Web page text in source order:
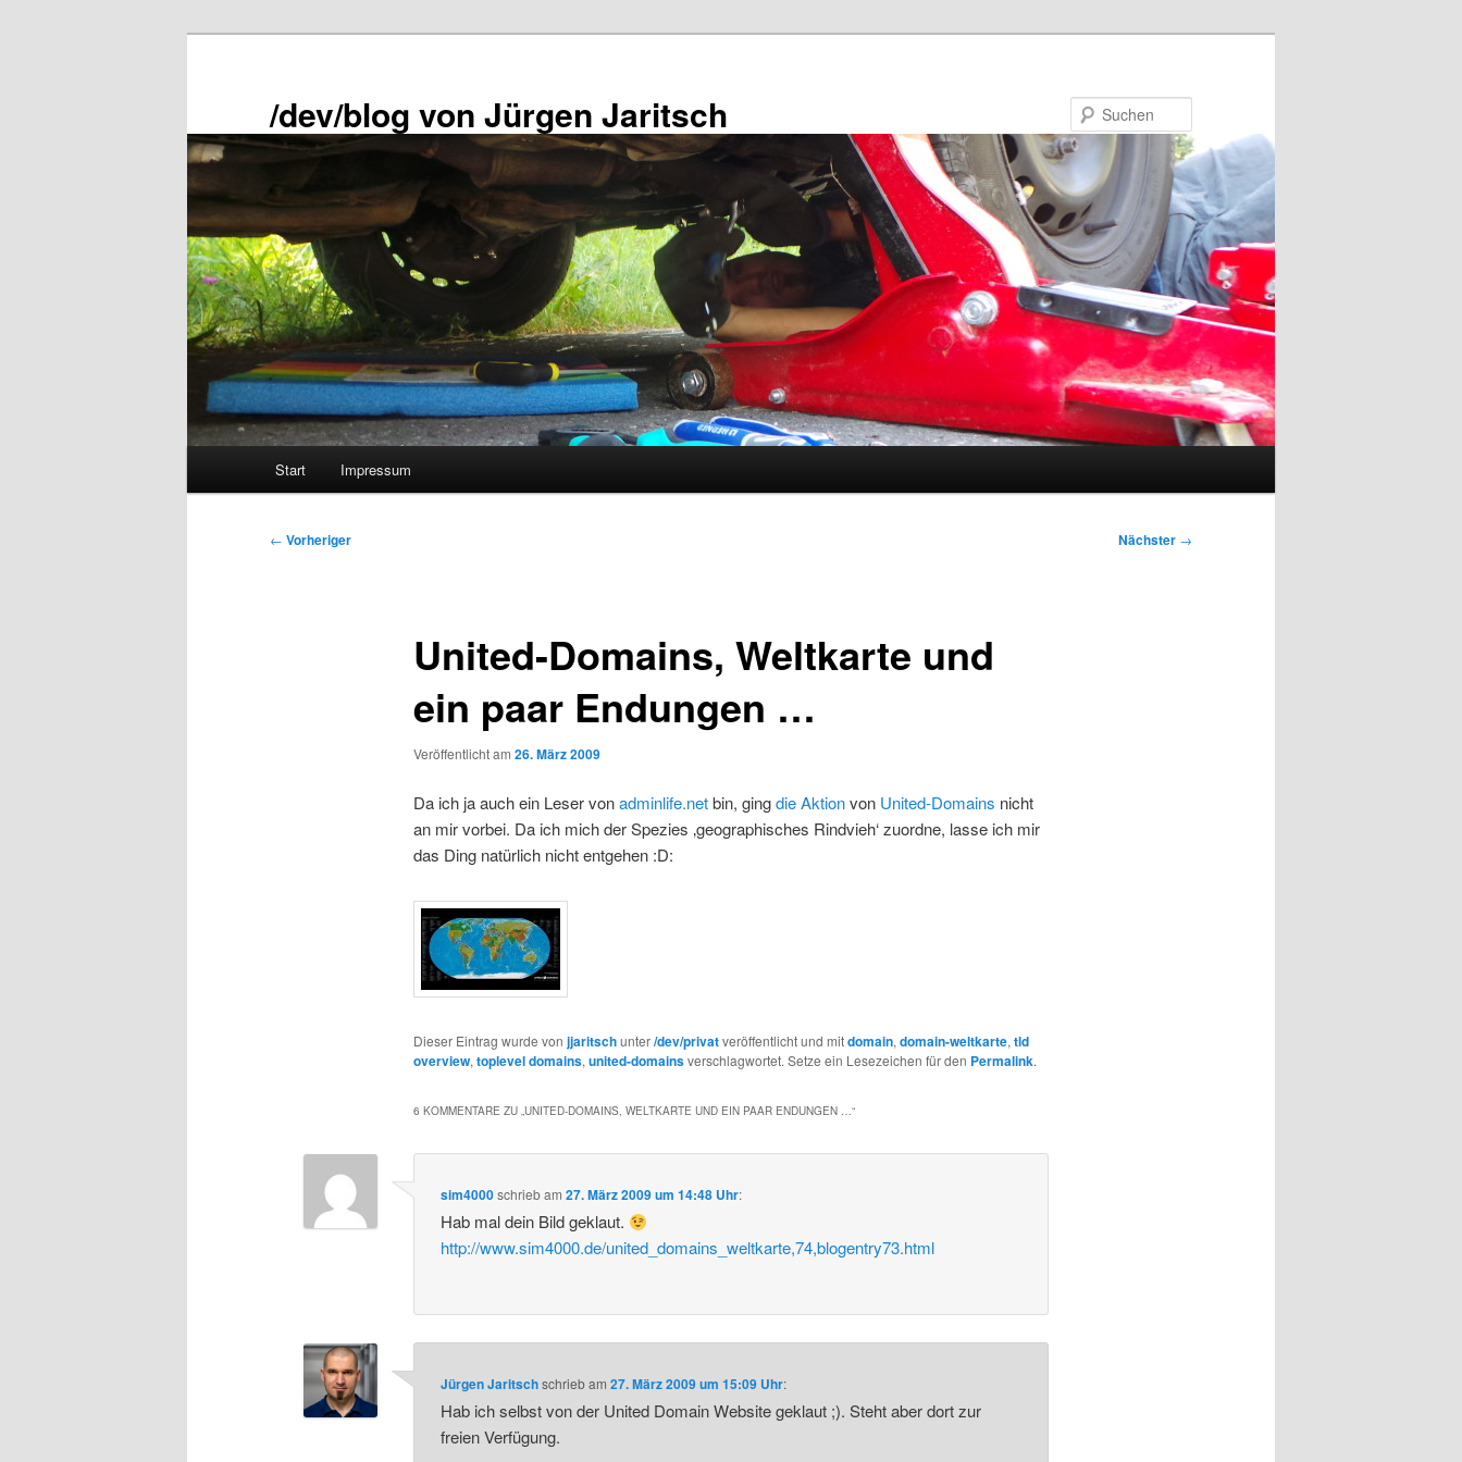
/dev/blog von Jürgen Jaritsch
Start Impressum
Beitragsnavigation
← Vorheriger Nächster →
United-Domains, Weltkarte und
ein paar Endungen …
Veröffentlicht am 26. März 2009
Da ich ja auch ein Leser vonadminlife.netbin, gingdie Aktionvon United-Domains nicht
an mir vorbei. Da ich mich der Spezies ‚geographisches Rindvieh‘ zuordne, lasse ich mir
das Ding natürlich nicht entgehen :D:
Dieser Eintrag wurde von jjaritschunter/dev/privatveröffentlicht und mitdomain, domain-weltkarte, tld
overview, toplevel domains, united-domainsverschlagwortet. Setze ein Lesezeichen für den Permalink.
6 KOMMENTARE ZU „UNITED-DOMAINS, WELTKARTE UND EIN PAAR ENDUNGEN …“
sim4000schriebam27. März 2009 um 14:48 Uhr:
Hab mal dein Bild geklaut.
http://www.sim4000.de/united_domains_weltkarte,74,blogentry73.html
Jürgen Jaritschschriebam27. März 2009 um 15:09 Uhr:
Hab ich selbst von der United Domain Website geklaut ;). Steht aber dort zur
freien Verfügung.